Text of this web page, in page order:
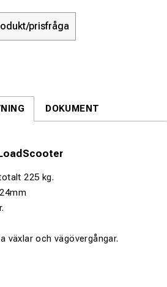
prisfråga
DOKUMENT
225 kg.
växlar och vägövergångar.